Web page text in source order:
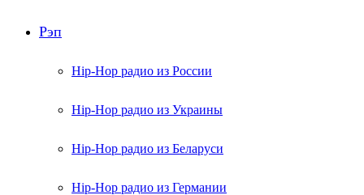
Рэп
Hip-Hop радио из России
Hip-Hop радио из Украины
Hip-Hop радио из Беларуси
Hip-Hop радио из Германии